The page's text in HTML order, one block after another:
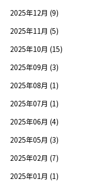
2025年12月 (9)
2025年11月 (5)
2025年10月 (15)
2025年09月 (3)
2025年08月 (1)
2025年07月 (1)
2025年06月 (4)
2025年05月 (3)
2025年02月 (7)
2025年01月 (1)